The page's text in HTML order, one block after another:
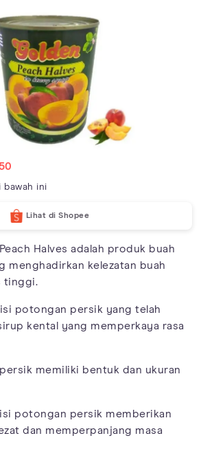
bawah ini
Lihat di Shopee
Halves adalah produk buah
menghadirkan kelezatan buah
tinggi.
potongan persik yang telah
kental yang memperkaya rasa
memiliki bentuk dan ukuran
potongan persik memberikan
dan memperpanjang masa